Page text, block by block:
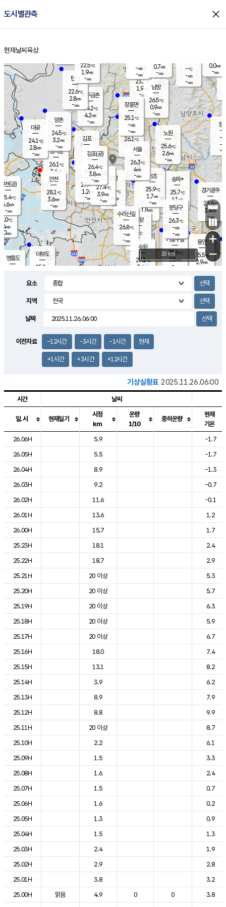
도시별관측 close
홈
현재날씨 육상
의도
℃
m/s
mm
영흥도
양주
23.3℃
1.9
-mm
과천
25.4℃
1.8m/s
- mm
용인
25.5℃
2.9m/s
경기광주
23.6℃
3.4m/s
-mm
2.6m/s
대부도
25.8
14.5
경서동
26.1℃
2.4 m/s
-mm
파주금촌
24.2℃
4.2m/s
-mm
-℃
-m/s
-mm
대곶
24.1℃
2.8m/s
-mm
창
-
-m/
-
탄현
22.6℃
2.8m/s
-mm
0.0m/s
-mm
의왕
- ℃
m/s
mm
김포
- ℃
-m/s
mm
광명
27.1
℃
2.4 m/s
-mm
부천
27.4℃
1.2m/s
-mm
양촌
24.5℃
3.2m/s
-mm
구로
27.4℃
3.9m/s
-mm
은평
26.1℃
2.2 m/s
- mm
노원
25.6℃
2.6m/s
-mm
송파*
25.7℃
4.1 m/s
-mm
서초
25.9℃
1.7m/s
-mm
남방
26.5℃
0.9m/s
-mm
기흥구갈
25.6℃
2.5m/s
-
수리산길
26.8℃
-m/s
-mm
분당구
26.3℃
-m/s
-mm
장흥면
25.1℃
-m/s
-mm
-m/s
-mm
인천(공)
25.4℃
5.6m/s
-mm
김포(공)
26.4℃
3.8m/s
-mm
수원
27.1℃
3.4 m/s
인천
28.1℃
3.6m/s
-mm
서울
26.3℃
4m/s
-mm
22.5℃
1.9m/s
-mm
0.7m/s
-mm
+
−
20 km
요소
지역
날짜
이전자료 -12시간 -3시간 -1시간 현재
+1시간 +3시간 +12시간
기상실황표 2025.11.26.06:00
도시별 기상실황표로 지점, 날씨, 기온, 강수, 바람, 기압등을 안내한 표입
시간 날씨
일.시 현재일기
시정
km
운량
1/10
중하운량
현재
기온
26.06H
5.9
-1.7
26.05H
5.5
-1.7
26.04H
8.9
-1.3
26.03H
9.2
-0.7
26.02H
11.6
-0.1
26.01H
13.6
1.2
26.00H
15.7
1.7
25.23H
18.1
2.4
25.22H
18.7
2.9
25.21H
20 이상
5.3
25.20H
20 이상
5.7
25.19H
20 이상
6.3
25.18H
20 이상
5.9
25.17H
20 이상
6.7
25.16H
18.0
7.4
25.15H
13.1
8.2
25.14H
3.9
6.2
25.13H
8.9
7.9
25.12H
8.8
9.9
25.11H
20 이상
8.7
25.10H
2.2
6.1
25.09H
1.5
3.3
25.08H
1.6
2.4
25.07H
1.5
0.7
25.06H
1.6
0.2
25.05H
1.3
0.9
25.04H
1.5
1.3
25.03H
2.4
1.9
25.02H
2.9
2.8
25.01H
3.8
3.2
25.00H
맑음 4.9 0 0
3.8